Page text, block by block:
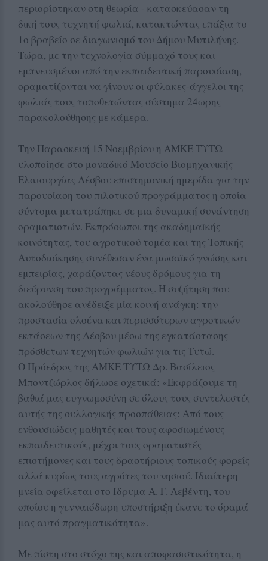
περιορίστηκαν στη θεωρία - κατασκεύασαν τη
δική τους τεχνητή φωλιά, κατακτώντας επάξια το
1ο βραβείο σε διαγωνισμό του Δήμου Μυτιλήνης.
Τώρα, με την τεχνολογία σύμμαχό τους και
εμπνευσμένοι από την εκπαιδευτική παρουσίαση,
οραματίζονται να γίνουν οι φύλακες-άγγελοι της
φωλιάς τους τοποθετώντας σύστημα 24ωρης
παρακολούθησης με κάμερα.
Την Παρασκευή 15 Νοεμβρίου η ΑΜΚΕ ΤΥΤΩ
υλοποίησε στο μοναδικό Μουσείο Βιομηχανικής
Ελαιουργίας Λέσβου επιστημονική ημερίδα για την
παρουσίαση του πιλοτικού προγράμματος η οποία
σύντομα μετατράπηκε σε μια δυναμική συνάντηση
οραματιστών. Εκπρόσωποι της ακαδημαϊκής
κοινότητας, του αγροτικού τομέα και της Τοπικής
Αυτοδιοίκησης συνέθεσαν ένα μωσαϊκό γνώσης και
εμπειρίας, χαράζοντας νέους δρόμους για τη
διεύρυνση του προγράμματος. Η συζήτηση που
ακολούθησε ανέδειξε μία κοινή ανάγκη: την
προστασία ολοένα και περισσότερων αγροτικών
εκτάσεων της Λέσβου μέσω της εγκατάστασης
πρόσθετων τεχνητών φωλιών για τις Τυτώ.
Ο Πρόεδρος της ΑΜΚΕ ΤΥΤΩ Δρ. Βασίλειος
Μποντζώρλος δήλωσε σχετικά: «Εκφράζουμε τη
βαθιά μας ευγνωμοσύνη σε όλους τους συντελεστές
αυτής της συλλογικής προσπάθειας: Από τους
ενθουσιώδεις μαθητές και τους αφοσιωμένους
εκπαιδευτικούς, μέχρι τους οραματιστές
επιστήμονες και τους δραστήριους τοπικούς φορείς
αλλά κυρίως τους αγρότες του νησιού. Ιδιαίτερη
μνεία οφείλεται στο Ίδρυμα Α. Γ. Λεβέντη, του
οποίου η γενναιόδωρη υποστήριξη έκανε το όραμά
μας αυτό πραγματικότητα».
Με πίστη στο στόχο της και αποφασιστικότητα, η